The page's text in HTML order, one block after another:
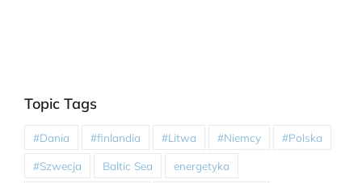
Topic Tags
#Dania #finlandia #Litwa #Niemcy #Polska
#Szwecja Baltic Sea energetyka